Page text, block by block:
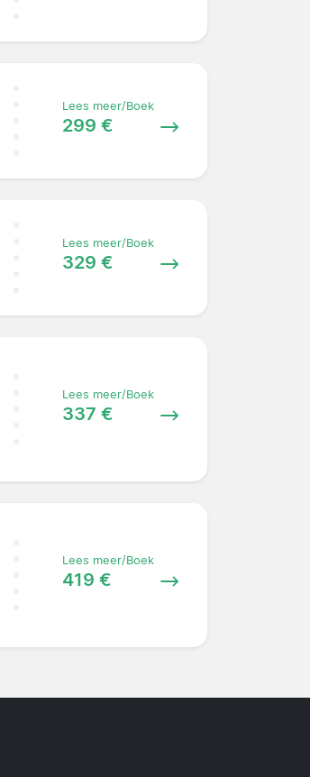
Lees meer/Boek
299 €
Lees meer/Boek
329 €
Lees meer/Boek
337 €
Lees meer/Boek
419 €